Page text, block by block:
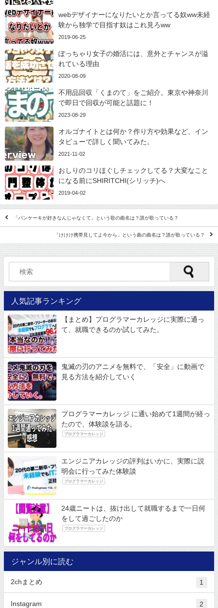
webデザイナーになりたいとか言ってる奴ww未経
験から独学で目指す奴はこれ見ろww
2019-06-25
ぽっちゃり女子の婚活には、意外とチャンスが溢
れている理由
2020-08-09
不用品回収「くまのて」をご紹介。東京や神奈川
で即日で回収が可能と話題に！
2023-08-29
オルゴナイトとは何か？作り方や効果など、イン
タビューで詳しく聞いてみた。
2021-11-02
おしりのコリほぐしチェックしてる？大変なこと
になる前にSHIRITCHI(シリッチ)へ
2019-04-02
「パンケーキが好きなんじゃなくて」という歌の曲名は？誰が歌っている？
「けけけ携帯見してよ今から」という曲の曲名は？誰が歌っている？
人気記事ランキング
【まとめ】プログラマーカレッジに実際に通っ
て、就職できるのか試してみた。
鬼滅の刃のアニメを無料で、「安全」に動画で
見る方法を紹介していく
プログラマーカレッジ に通い始めて1週間が経っ
たので、体験談を語る。
プログラマーカレッジ
エンジニアカレッジの評判はいかに、実際に説
明会に行ってみた体験談
プログラマーカレッジ
24歳ニートは、抜け出して就職するまで一日何
をして過ごしたのか
プログラマーカレッジ
ジャンル別に読む
2chまとめ 1
Instagram 2